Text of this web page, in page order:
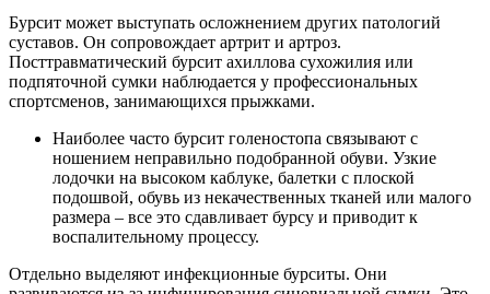
Бурсит может выступать осложнением других патологий
суставов. Он сопровождает артрит и артроз.
Посттравматический бурсит ахиллова сухожилия или
подпяточной сумки наблюдается у профессиональных
спортсменов, занимающихся прыжками.
Наиболее часто бурсит голеностопа связывают с
ношением неправильно подобранной обуви. Узкие
лодочки на высоком каблуке, балетки с плоской
подошвой, обувь из некачественных тканей или малого
размера – все это сдавливает бурсу и приводит к
воспалительному процессу.
Отдельно выделяют инфекционные бурситы. Они